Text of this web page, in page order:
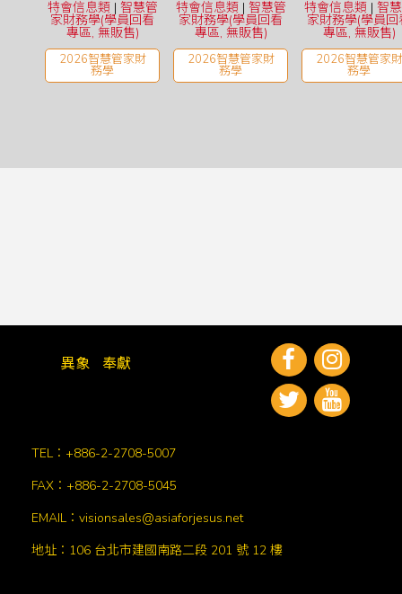
特會信息類 | 智慧管
家財務學(學員回看
專區, 無販售)
2026智慧管家財
務學
特會信息類 | 智慧管
家財務學(學員回看
專區, 無販售)
2026智慧管家財
務學
特會信息類 | 智
家財務學(學員回
專區, 無販售)
2026智慧管家財
務學
異象 奉獻
TEL：+886-2-2708-5007
FAX：+886-2-2708-5045
EMAIL：visionsales@asiaforjesus.net
地址：106 台北市建國南路二段 201 號 12 樓